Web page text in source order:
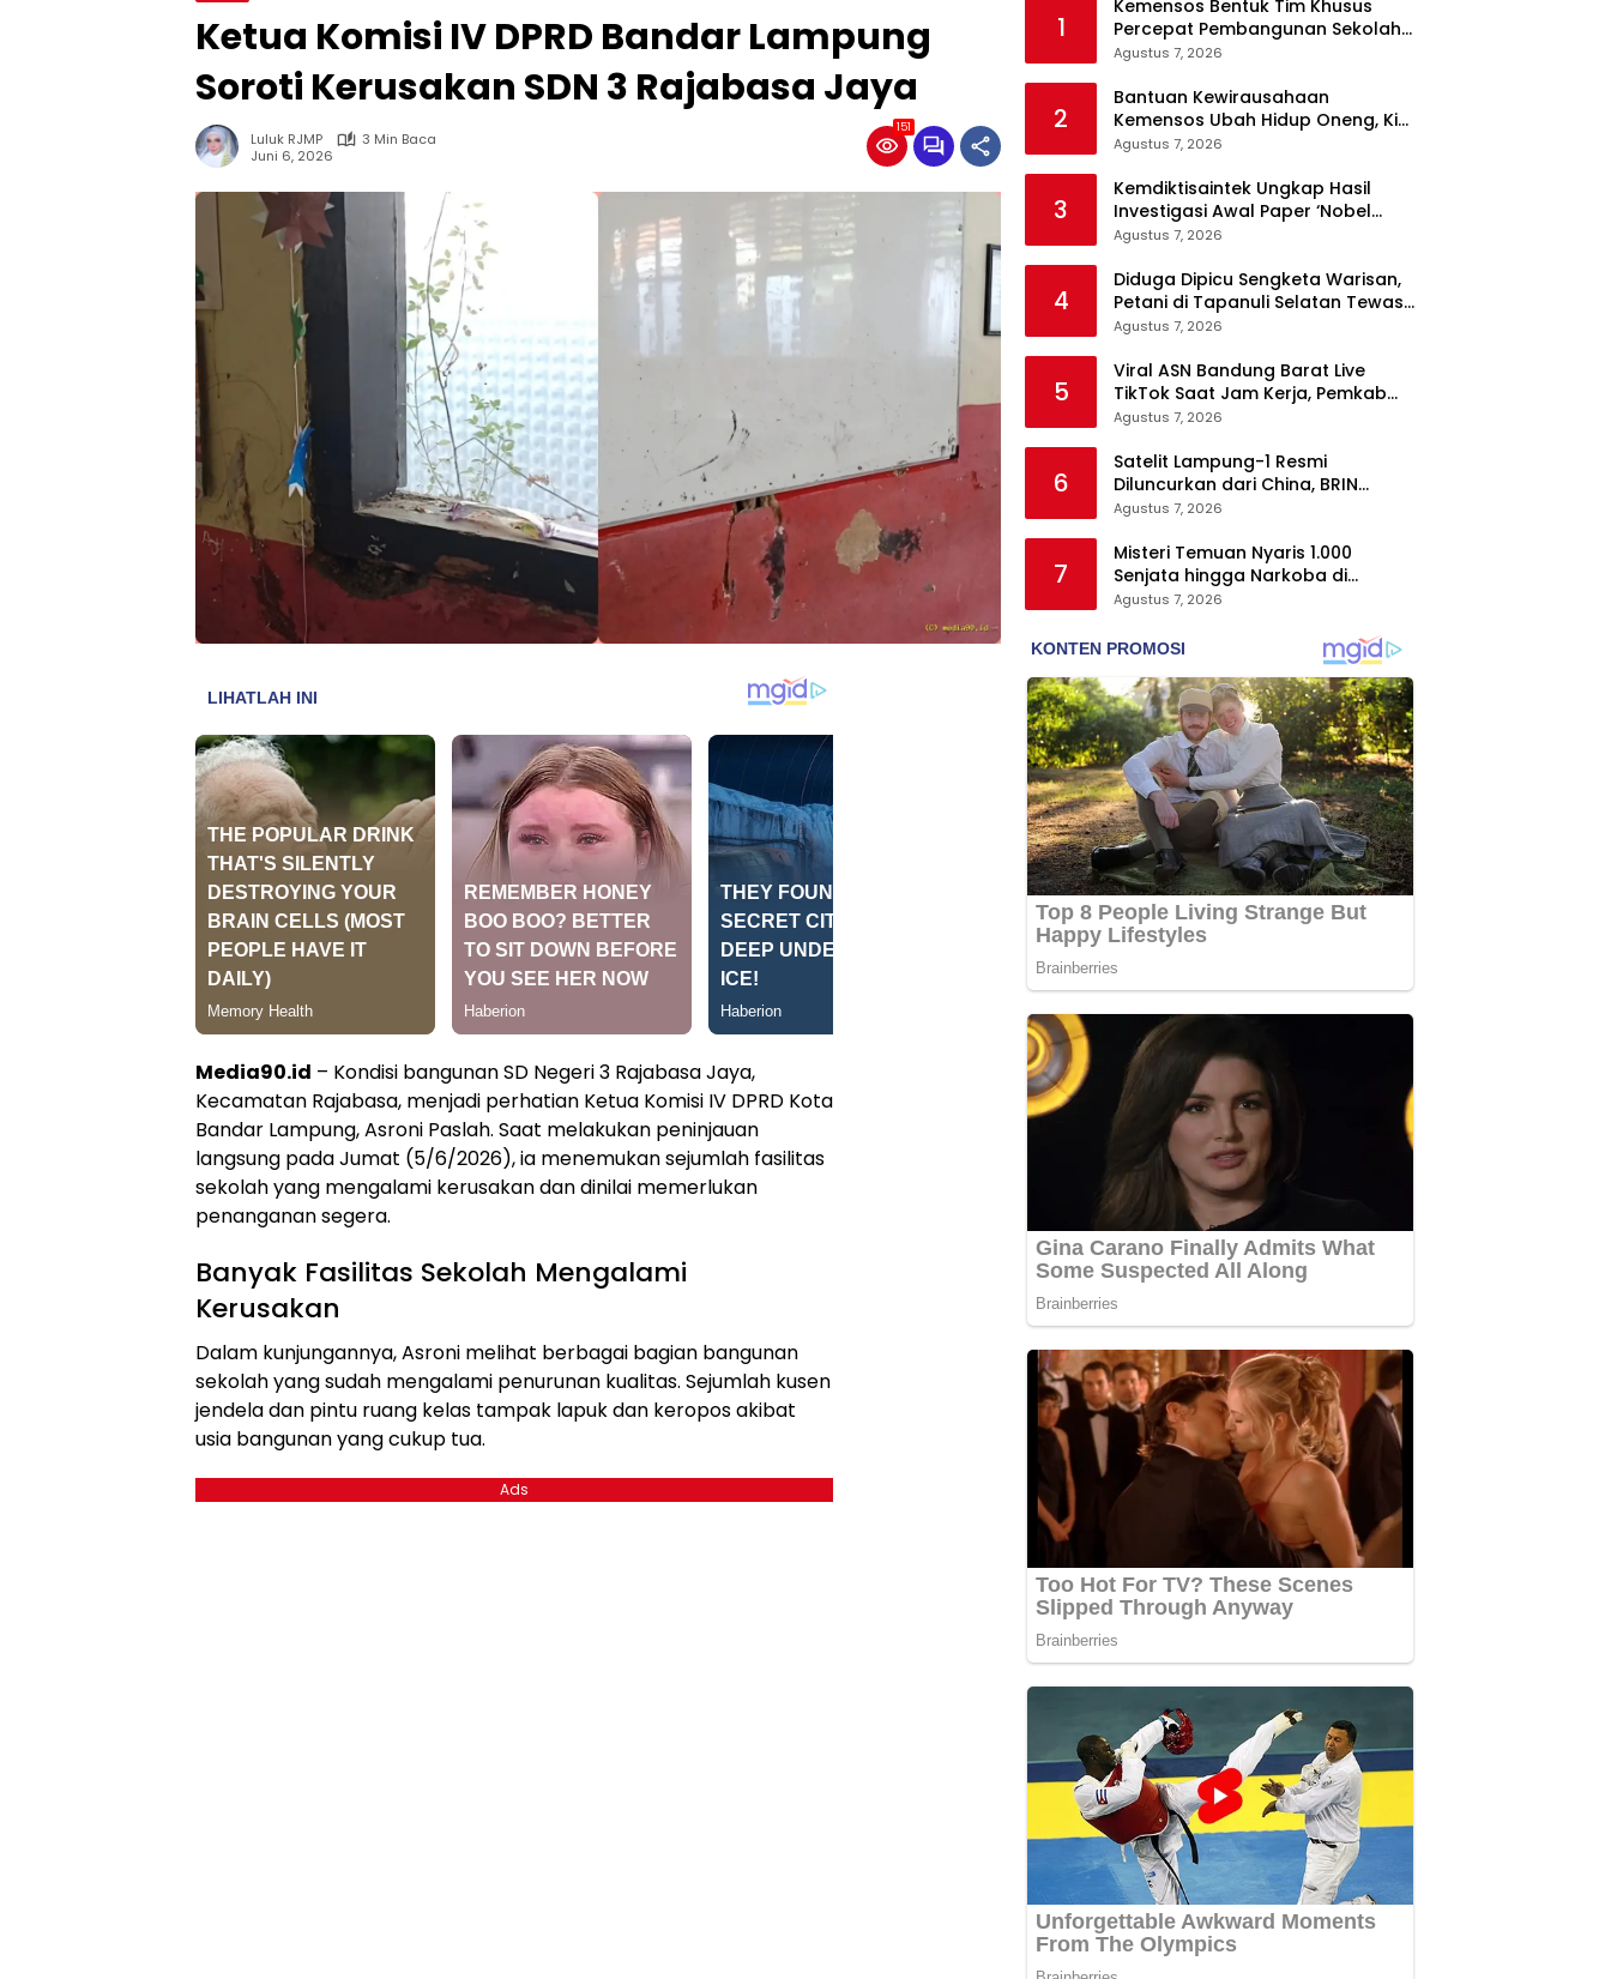
Ketua Komisi IV DPRD Bandar Lampung
Soroti Kerusakan SDN 3 Rajabasa Jaya
Luluk RJMP
3 Min Baca
Juni 6, 2026
151
Media90.id – Kondisi bangunan SD Negeri 3 Rajabasa Jaya,
Kecamatan Rajabasa, menjadi perhatian Ketua Komisi IV DPRD Kota
Bandar Lampung, Asroni Paslah. Saat melakukan peninjauan
langsung pada Jumat (5/6/2026), ia menemukan sejumlah fasilitas
sekolah yang mengalami kerusakan dan dinilai memerlukan
penanganan segera.
Banyak Fasilitas Sekolah Mengalami
Kerusakan
Dalam kunjungannya, Asroni melihat berbagai bagian bangunan
sekolah yang sudah mengalami penurunan kualitas. Sejumlah kusen
jendela dan pintu ruang kelas tampak lapuk dan keropos akibat
usia bangunan yang cukup tua.
Ads
1
Kemensos Bentuk Tim Khusus
Percepat Pembangunan Sekolah
Rakyat Permanen
Agustus 7, 2026
2
Bantuan Kewirausahaan
Kemensos Ubah Hidup Oneng, Kini
Tak Lagi Mengemis
Agustus 7, 2026
3
Kemdiktisaintek Ungkap Hasil
Investigasi Awal Paper ‘Nobel
MBG’, Nama Penulis Diduga
Agustus 7, 2026
4
Diduga Dipicu Sengketa Warisan,
Petani di Tapanuli Selatan Tewas
Ditikam Adik Kandung
Agustus 7, 2026
5
Viral ASN Bandung Barat Live
TikTok Saat Jam Kerja, Pemkab
Siapkan Klarifikasi
Agustus 7, 2026
6
Satelit Lampung-1 Resmi
Diluncurkan dari China, BRIN
Pastikan Keamanan Data
Agustus 7, 2026
7
Misteri Temuan Nyaris 1.000
Senjata hingga Narkoba di
Sekolah Jaksel, Polisi Masih Selidiki
Agustus 7, 2026